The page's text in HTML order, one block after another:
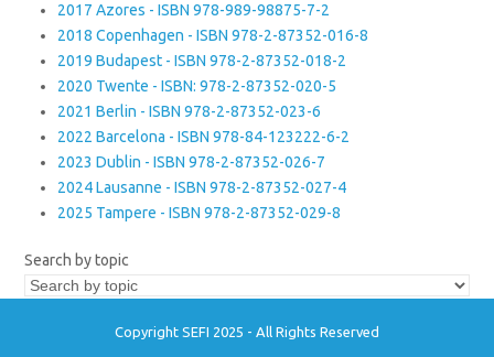
2017 Azores - ISBN 978-989-98875-7-2
2018 Copenhagen - ISBN 978-2-87352-016-8
2019 Budapest - ISBN 978-2-87352-018-2
2020 Twente - ISBN: 978-2-87352-020-5
2021 Berlin - ISBN 978-2-87352-023-6
2022 Barcelona - ISBN 978-84-123222-6-2
2023 Dublin - ISBN 978-2-87352-026-7
2024 Lausanne - ISBN 978-2-87352-027-4
2025 Tampere - ISBN 978-2-87352-029-8
Search by topic
Copyright SEFI 2025 - All Rights Reserved